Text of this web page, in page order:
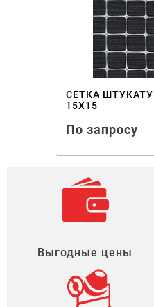
СЕТКА
15Х15
По запросу
Выгодные цены